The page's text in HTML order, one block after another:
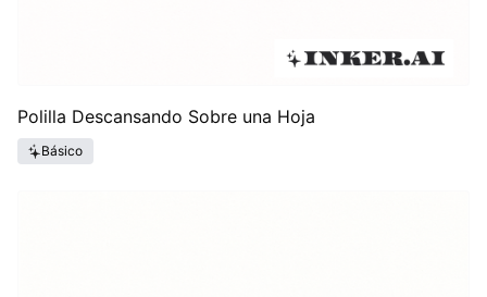
Polilla Descansando Sobre una Hoja
Básico